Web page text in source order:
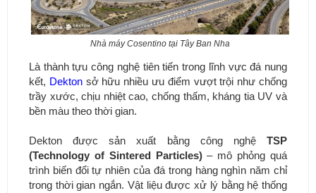
Nhà máy Cosentino tại Tây Ban Nha
Là thành tựu công nghệ tiên tiến trong lĩnh vực đá nung
kết, Dektonsở hữu nhiều ưu điểm vượt trội như chống
trầy xước, chịu nhiệt cao, chống thấm, kháng tia UV và
bền màu theo thời gian.
Dekton được sản xuất bằng công nghệ TSP
(Technology of Sintered Particles)– mô phỏng quá
trình biến đổi tự nhiên của đá trong hàng nghìn năm chỉ
trong thời gian ngắn. Vật liệu được xử lý bằng hệ thống